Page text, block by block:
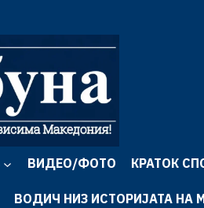
ВИДЕО/ФОТО КРАТОК
ВОДИЧ НИЗ ИСТОРИЈАТА НА